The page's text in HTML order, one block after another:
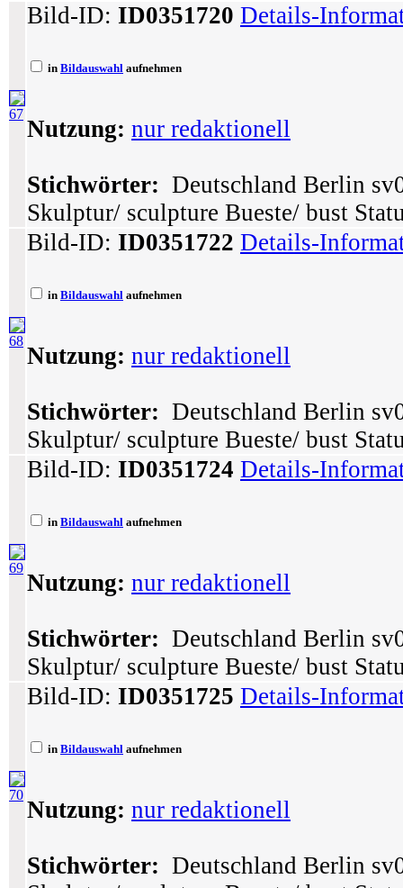
67
Bild-ID: ID0351720 Details-
in Bildauswahl aufnehmen
Nutzung: nur redaktionell
Stichwörter: Deutschland Berlin
Skulptur/ sculpture Bueste/ bust
68
Bild-ID: ID0351722 Details-
in Bildauswahl aufnehmen
Nutzung: nur redaktionell
Stichwörter: Deutschland Berlin
Skulptur/ sculpture Bueste/ bust
69
Bild-ID: ID0351724 Details-
in Bildauswahl aufnehmen
Nutzung: nur redaktionell
Stichwörter: Deutschland Berlin
Skulptur/ sculpture Bueste/ bust
70
Bild-ID: ID0351725 Details-
in Bildauswahl aufnehmen
Nutzung: nur redaktionell
Stichwörter: Deutschland Berlin